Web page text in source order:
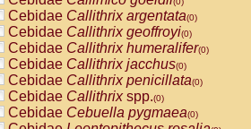
PitheciidaeCallicebus torquatus
PitheciidaeCallicebusspp.(0)
PitheciidaeChiropotes satanas(0)
PitheciidaePithecia monachus
PitheciidaePithecia pithecia(0)
CercopithecidaeCercocebus agilis
CercopithecidaeCercocebus
Cebidae Callithrix argentata(0)
Cebidae Callithrix geoffroyi(0)
Cebidae Callithrix humeralifer(0)
Cebidae Callithrix jacchus(0)
Cebidae Callithrix penicillata(0)
Cebidae Callithrixspp.(0)
Cebidae Cebuella pygmaea(0)